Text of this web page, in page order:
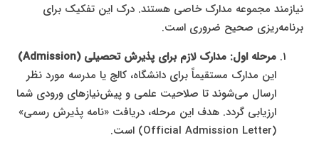
نیازمند مجموعه مدارک خاصی هستند. درک این تفکیک برای
برنامه‌ریزی صحیح ضروری است.
مرحله اول: مدارک لازم برای پذیرش تحصیلی (Admission)
این مدارک مستقیماً برای دانشگاه، کالج یا مدرسه مورد نظر
ارسال می‌شوند تا صلاحیت علمی و پیش‌نیازهای ورودی شما
ارزیابی گردد. هدف این مرحله، دریافت «نامه پذیرش رسمی»
(Official Admission Letter) است.